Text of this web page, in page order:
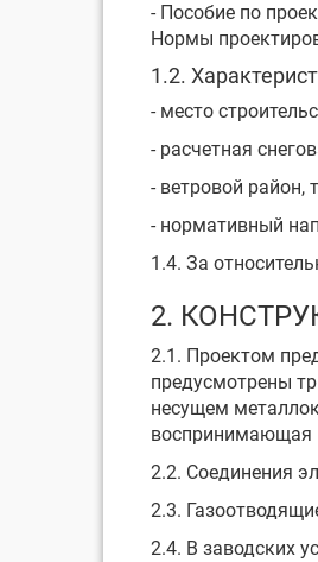
- Пособие по
Нормы
1.2.
- место
-
- ветровой
-
1.4. За
2.
2.1. Проектом
предусмотрены
несущем
воспринимающая
2.2. Соединения
2.3.
2.4. В заводских